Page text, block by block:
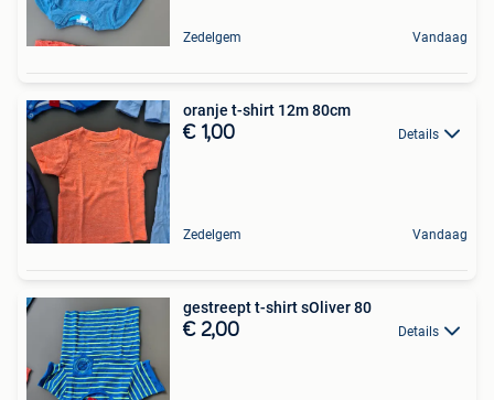
Zedelgem Vandaag
oranje t-shirt 12m 80cm
€ 1,00 Details
Zedelgem Vandaag
gestreept t-shirt sOliver 80
€ 2,00 Details